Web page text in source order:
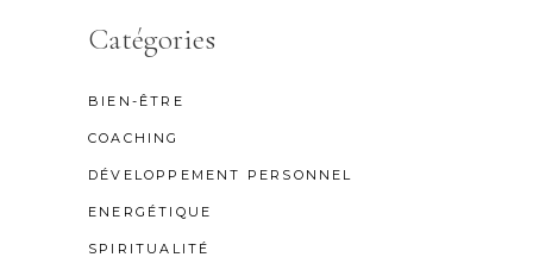
Catégories
BIEN-ÊTRE
COACHING
DÉVELOPPEMENT PERSONNEL
ENERGÉTIQUE
SPIRITUALITÉ